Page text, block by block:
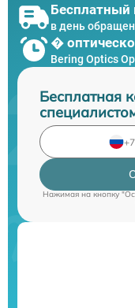
Бесплатный
в день
�
Bering Optics
Бесплатная
Нажимая на кнопку